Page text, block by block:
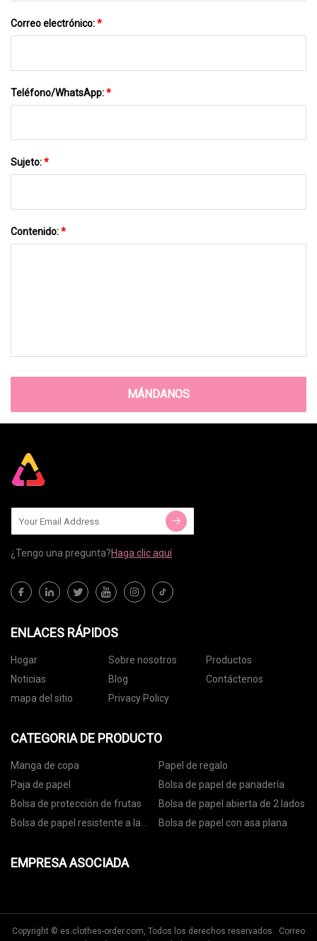
Correo electrónico:*
Teléfono/WhatsApp:*
Sujeto:*
Contenido:*
MÁNDANOS
¿Tengo una pregunta?Haga clic aquí
ENLACES RÁPIDOS
Hogar Sobre nosotros
Productos
Noticias
Blog
Contáctenos
mapa del sitio
Privacy Policy
CATEGORIA DE PRODUCTO
Manga de copa
Papel de regalo
Paja de papel
Bolsa de papel de panadería
Bolsa de protección de frutas
Bolsa de papel abierta de 2 lados
Bolsa de papel resistente a la
Bolsa de papel con asa plana
EMPRESA ASOCIADA
Copyright © es.clothes-order.com, Todos los derechos reservados. Correo